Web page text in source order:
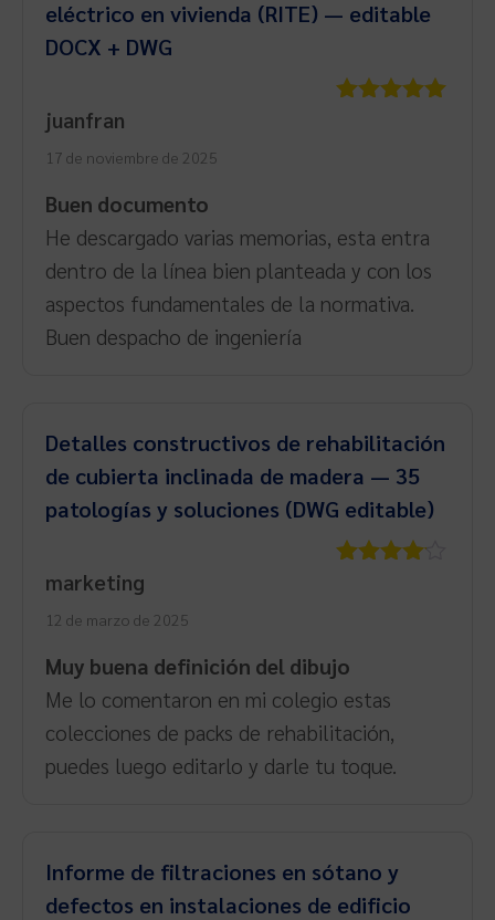
eléctrico en vivienda (RITE) — editable
DOCX + DWG
juanfran
17 de noviembre de 2025
Buen documento
He descargado varias memorias, esta entra
dentro de la línea bien planteada y con los
aspectos fundamentales de la normativa.
Buen despacho de ingeniería
Detalles constructivos de rehabilitación
de cubierta inclinada de madera — 35
patologías y soluciones (DWG editable)
marketing
12 de marzo de 2025
Muy buena definición del dibujo
Me lo comentaron en mi colegio estas
colecciones de packs de rehabilitación,
puedes luego editarlo y darle tu toque.
Informe de filtraciones en sótano y
defectos en instalaciones de edificio